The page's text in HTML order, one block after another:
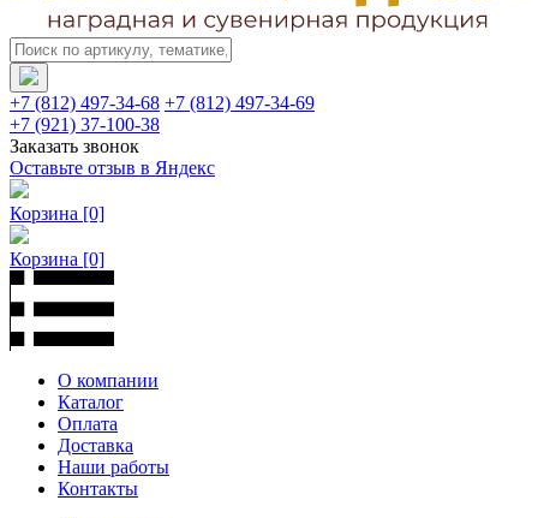
+7 (812) 497-34-68 +7 (812) 497-34-69
+7 (921) 37-100-38
Заказать звонок
Оставьте отзыв в Яндекс
Корзина [0]
Корзина [0]
О компании
Каталог
Оплата
Доставка
Наши работы
Контакты